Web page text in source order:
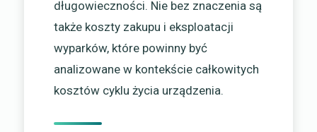
długowieczności. Nie bez znaczenia są
także koszty zakupu i eksploatacji
wyparków, które powinny być
analizowane w kontekście całkowitych
kosztów cyklu życia urządzenia.